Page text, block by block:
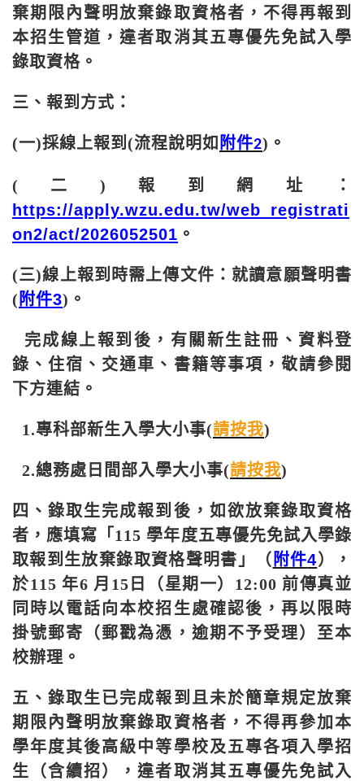
棄期限內聲明放棄錄取資格者，不得再報到
本招生管道，違者取消其五專優先免試入學
錄取資格。
三、報到方式：
(一)採線上報到 (流程說明如 附件2) 。
(二)報到網址：
https://apply.wzu.edu.tw/web_registrati
on2/act/2026052501 。
(三)線上報到時需上傳文件：就讀意願聲明書
( 附件3) 。
完成線上報到後，有關新生註冊、資料登
錄、住宿、交通車、書籍等事項，敬請參閱
下方連結。
1.專科部新生入學大小事(請按我)
2.總務處日間部入學大小事(請按我)
四、錄取生完成報到後，如欲放棄錄取資格
者，應填寫「 115 學年度五專優先免試入學錄
取報到生放棄錄取資格聲明書」（ 附件4），
於115 年6 月 15 日（星期一） 12:00 前傳真並
同時以電話向本校招生處確認後，再以限時
掛號郵寄（郵戳為憑，逾期不予受理）至本
校辦理。
五、錄取生已完成報到且未於簡章規定放棄
期限內聲明放棄錄取資格者，不得再參加本
學年度其後高級中等學校及五專各項入學招
生（含續招），違者取消其五專優先免試入